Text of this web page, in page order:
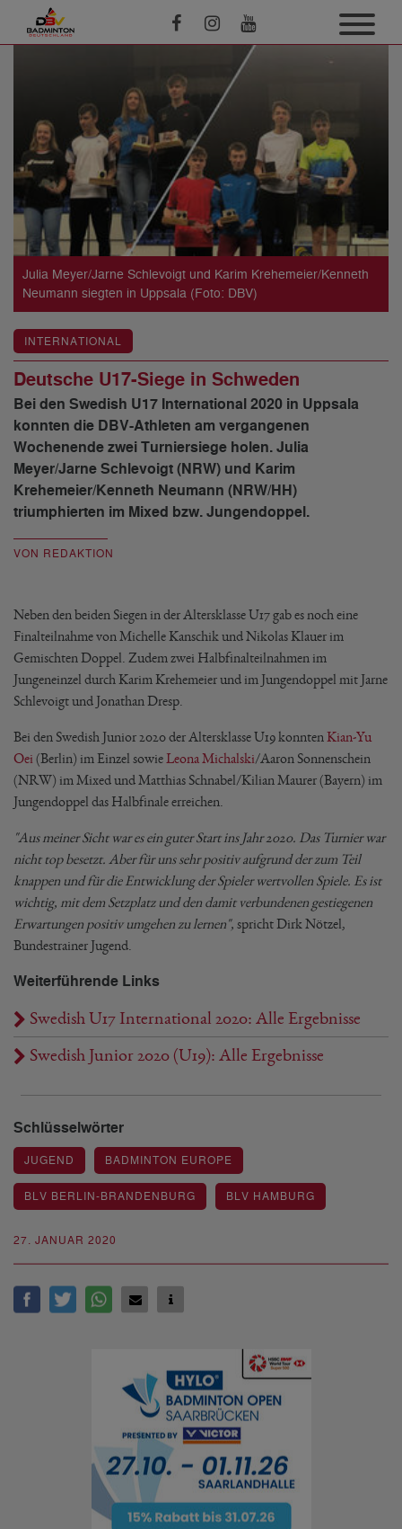
Julia Meyer/Jarne Schlevoigt und Karim Krehemeier/Kenneth
Neumann siegten in Uppsala (Foto: DBV)
27. JANUAR 2020
INTERNATIONAL
Deutsche U17-Siege in Schweden
Bei den Swedish U17 International 2020 in Uppsala
konnten die DBV-Athleten am vergangenen
Wochenende zwei Turniersiege holen. Julia
Meyer/Jarne Schlevoigt (NRW) und Karim
Krehemeier/Kenneth Neumann (NRW/HH)
triumphierten im Mixed bzw. Jungendoppel.
VON REDAKTION
Neben den beiden Siegen in der Altersklasse U17 gab es noch eine
Finalteilnahme von Michelle Kanschik und Nikolas Klauer im
Gemischten Doppel. Zudem zwei Halbfinalteilnahmen im
Jungeneinzel durch Karim Krehemeier und im Jungendoppel mit Jarne
Schlevoigt und Jonathan Dresp.
Bei den Swedish Junior 2020 der Altersklasse U19 konnten Kian-Yu
Oei (Berlin) im Einzel sowie Leona Michalski/Aaron Sonnenschein
(NRW) im Mixed und Matthias Schnabel/Kilian Maurer (Bayern) im
Jungendoppel das Halbfinale erreichen.
"Aus meiner Sicht war es ein guter Start ins Jahr 2020. Das Turnier war
nicht top besetzt. Aber für uns sehr positiv aufgrund der zum Teil
knappen und für die Entwicklung der Spieler wertvollen Spiele. Es ist
wichtig, mit dem Setzplatz und den damit verbundenen gestiegenen
Erwartungen positiv umgehen zu lernen", spricht Dirk Nötzel,
Bundestrainer Jugend.
Weiterführende Links
Swedish U17 International 2020: Alle Ergebnisse
Swedish Junior 2020 (U19): Alle Ergebnisse
Schlüsselwörter
JUGEND BADMINTON EUROPE
BLV BERLIN-BRANDENBURG BLV HAMBURG